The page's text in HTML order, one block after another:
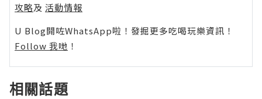
攻略及 活動情報
U Blog開咗WhatsApp啦！發掘更多吃喝玩樂資訊！
Follow 我哋 ！
相關話題